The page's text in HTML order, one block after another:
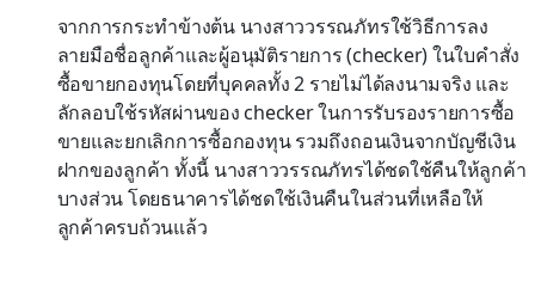
จากการกระทำข้างต้น นางสาววรรณภัทรใช้วิธีการลง
ลายมือชื่อลูกค้าและผู้อนุมัติรายการ (checker) ในใบคำสั่ง
ซื้อขายกองทุนโดยที่บุคคลทั้ง 2 รายไม่ได้ลงนามจริง และ
ลักลอบใช้รหัสผ่านของ checker ในการรับรองรายการซื้อ
ขายและยกเลิกการซื้อกองทุน รวมถึงถอนเงินจากบัญชีเงิน
ฝากของลูกค้า ทั้งนี้ นางสาววรรณภัทรได้ชดใช้คืนให้ลูกค้า
บางส่วน โดยธนาคารได้ชดใช้เงินคืนในส่วนที่เหลือให้
ลูกค้าครบถ้วนแล้ว